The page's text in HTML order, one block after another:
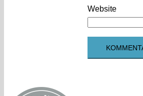
Website